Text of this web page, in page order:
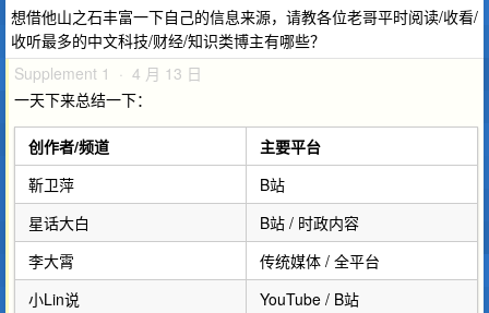
想借他山之石丰富一下自己的信息来源，请教各位老哥平时阅读/收看/
收听最多的中文科技/财经/知识类博主有哪些？
Supplement 1 · 4 月 13 日
一天下来总结一下：
创作者/频道
主要平台
靳卫萍
B站
星话大白
B站 / 时政内容
李大霄
传统媒体 / 全平台
小Lin说
YouTube / B站